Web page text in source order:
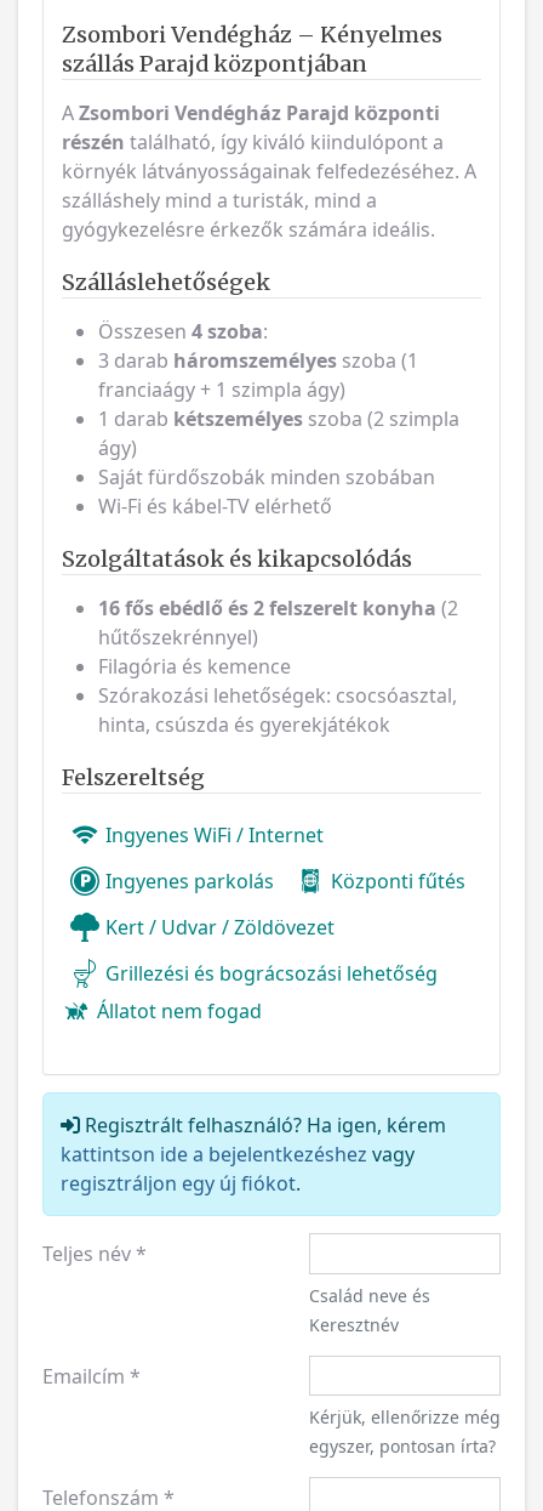
Zsombori Vendégház – Kényelmes
szállás Parajd központjában
AZsombori Vendégház Parajd központi
részén található, így kiváló kiindulópont a
környék látványosságainak felfedezéséhez. A
szálláshely mind a turisták, mind a
gyógykezelésre érkezők számára ideális.
Szálláslehetőségek
Összesen 4 szoba:
3 darab háromszemélyes szoba (1
franciaágy + 1 szimpla ágy)
1 darab kétszemélyes szoba (2 szimpla
ágy)
Saját fürdőszobák minden szobában
Wi-Fi és kábel-TV elérhető
Szolgáltatások és kikapcsolódás
16 fős ebédlő és 2 felszerelt konyha (2
hűtőszekrénnyel)
Filagória és kemence
Szórakozási lehetőségek: csocsóasztal,
hinta, csúszda és gyerekjátékok
Felszereltség
Ingyenes WiFi / Internet
Ingyenes parkolás
Központi fűtés
Kert / Udvar / Zöldövezet
Grillezési és bográcsozási lehetőség
Állatot nem fogad
Regisztrált felhasználó? Ha igen, kérem
kattintson ide a bejelentkezéshez vagy
regisztráljon egy új fiókot.
Teljes név*
Család neve és
Keresztnév
Emailcím *
Kérjük, ellenőrizze még
egyszer, pontosan írta?
Telefonszám *